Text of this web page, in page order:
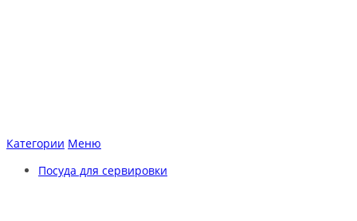
Категории Меню
Посуда для сервировки